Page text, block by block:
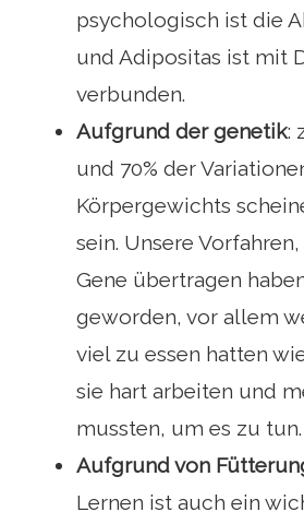
psychologisch ist die
und Adipositas ist mit
verbunden.
Aufgrund der genetik:
und 70% der
Körpergewichts
sein. Unsere
Gene übertragen
geworden, vor allem
viel zu essen hatten
sie hart arbeiten und
mussten, um es zu tun.
Aufgrund von
Lernen ist auch ein